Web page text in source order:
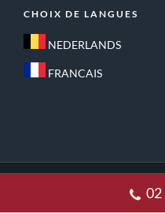
CHOIX DE LANGUES
NEDERLANDS
FRANCAIS
CONDITIONS
02